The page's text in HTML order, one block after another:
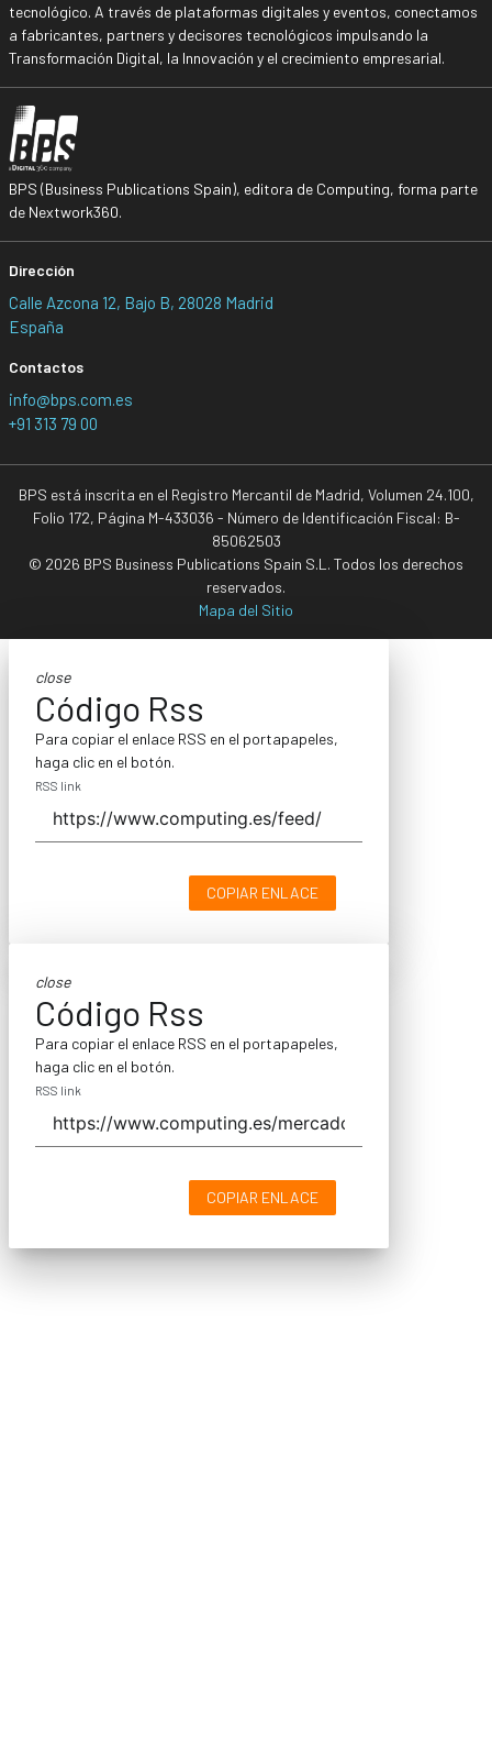
tecnológico. A través de plataformas digitales y eventos, conectamos
a fabricantes, partners y decisores tecnológicos impulsando la
Transformación Digital, la Innovación y el crecimiento empresarial.
BPS (Business Publications Spain), editora de Computing, forma parte
de Nextwork360.
Dirección
Calle Azcona 12, Bajo B, 28028 Madrid
España
Contactos
info@bps.com.es
+91 313 79 00
BPS está inscrita en el Registro Mercantil de Madrid, Volumen 24.100,
Folio 172, Página M-433036 - Número de Identificación Fiscal: B-
85062503
© 2026 BPS Business Publications Spain S.L. Todos los derechos
reservados.
Mapa del Sitio
close
Código Rss
Para copiar el enlace RSS en el portapapeles,
haga clic en el botón.
RSS link
COPIAR ENLACE
close
Código Rss
Para copiar el enlace RSS en el portapapeles,
haga clic en el botón.
RSS link
COPIAR ENLACE